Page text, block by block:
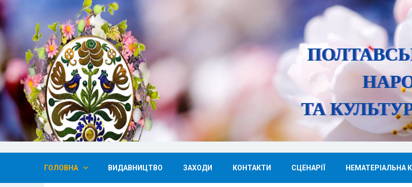
ТА
ГОЛОВНА ВИДАВНИЦТВО ЗАХОДИ КОНТАКТИ СЦЕНАРІЇ НЕМАТЕРІАЛЬНА